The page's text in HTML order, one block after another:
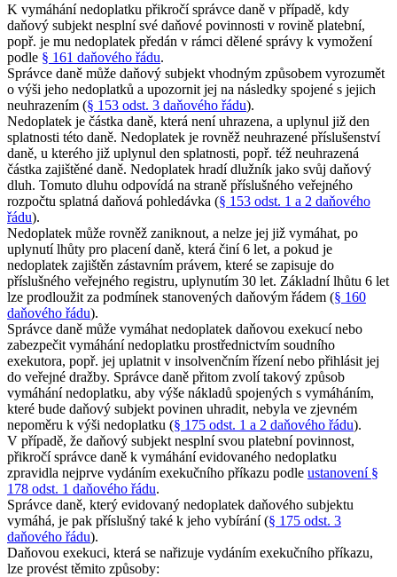
K vymáhání nedoplatku přikročí správce daně v případě, kdy
daňový subjekt nesplní své daňové povinnosti v rovině platební,
popř. je mu nedoplatek předán v rámci dělené správy k vymožení
podle § 161 daňového řádu.
Správce daně může daňový subjekt vhodným způsobem vyrozumět
o výši jeho nedoplatků a upozornit jej na následky spojené s jejich
neuhrazením (§ 153 odst. 3 daňového řádu).
Nedoplatek je částka daně, která není uhrazena, a uplynul již den
splatnosti této daně. Nedoplatek je rovněž neuhrazené příslušenství
daně, u kterého již uplynul den splatnosti, popř. též neuhrazená
částka zajištěné daně. Nedoplatek hradí dlužník jako svůj daňový
dluh. Tomuto dluhu odpovídá na straně příslušného veřejného
rozpočtu splatná daňová pohledávka (§ 153 odst. 1 a 2 daňového
řádu).
Nedoplatek může rovněž zaniknout, a nelze jej již vymáhat, po
uplynutí lhůty pro placení daně, která činí 6 let, a pokud je
nedoplatek zajištěn zástavním právem, které se zapisuje do
příslušného veřejného registru, uplynutím 30 let. Základní lhůtu 6 let
lze prodloužit za podmínek stanovených daňovým řádem (§ 160
daňového řádu).
Správce daně může vymáhat nedoplatek daňovou exekucí nebo
zabezpečit vymáhání nedoplatku prostřednictvím soudního
exekutora, popř. jej uplatnit v insolvenčním řízení nebo přihlásit jej
do veřejné dražby. Správce daně přitom zvolí takový způsob
vymáhání nedoplatku, aby výše nákladů spojených s vymáháním,
které bude daňový subjekt povinen uhradit, nebyla ve zjevném
nepoměru k výši nedoplatku (§ 175 odst. 1 a 2 daňového řádu).
V případě, že daňový subjekt nesplní svou platební povinnost,
přikročí správce daně k vymáhání evidovaného nedoplatku
zpravidla nejprve vydáním exekučního příkazu podle ustanovení §
178 odst. 1 daňového řádu.
Správce daně, který evidovaný nedoplatek daňového subjektu
vymáhá, je pak příslušný také k jeho vybírání (§ 175 odst. 3
daňového řádu).
Daňovou exekuci, která se nařizuje vydáním exekučního příkazu,
lze provést těmito způsoby: